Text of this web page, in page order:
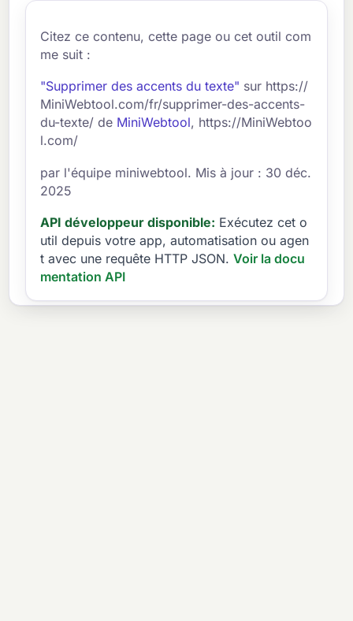
Citez ce contenu, cette page ou cet outil com
me suit :
"Supprimer des accents du texte" sur https://
MiniWebtool.com/fr/supprimer-des-accents-
du-texte/ de MiniWebtool, https://MiniWebtoo
l.com/
par l'équipe miniwebtool. Mis à jour : 30 déc.
2025
API développeur disponible: Exécutez cet o
util depuis votre app, automatisation ou agen
t avec une requête HTTP JSON. Voir la docu
mentation API